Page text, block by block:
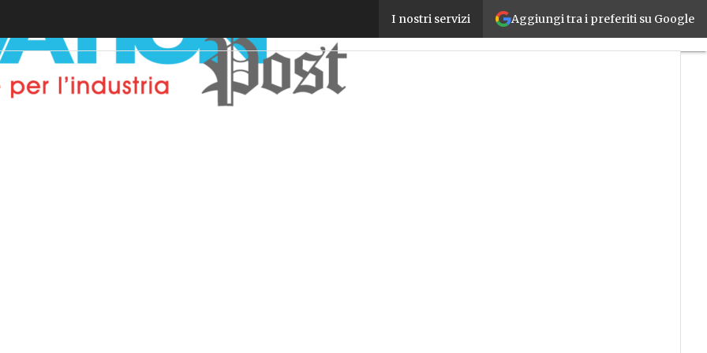
Aggiungi tra i preferiti su Google
I nostri servizi
Circular economy e industria 4.0: come cambiano